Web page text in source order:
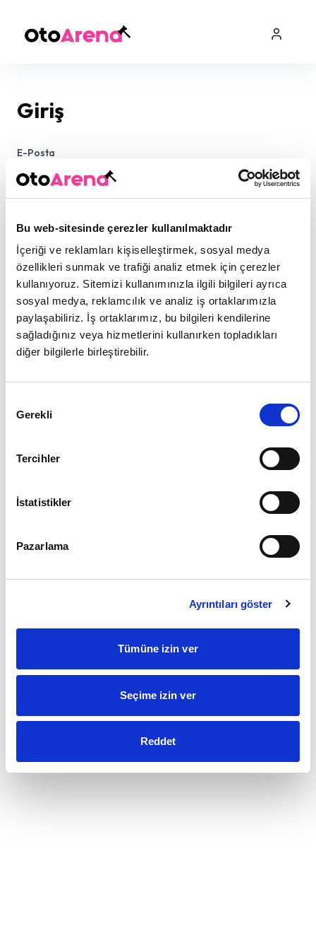
Bu web-sitesinde çerezler kullanılmaktadır
İçeriği ve reklamları kişiselleştirmek, sosyal medya
özellikleri sunmak ve trafiği analiz etmek için çerezler
kullanıyoruz. Sitemizi kullanımınızla ilgili bilgileri ayrıca
sosyal medya, reklamcılık ve analiz iş ortaklarımızla
paylaşabiliriz. İş ortaklarımız, bu bilgileri kendilerine
sağladığınız veya hizmetlerini kullanırken topladıkları
diğer bilgilerle birleştirebilir.
Seçimi
Gerekli
Tercihler
İstatistikler
Pazarlama
Ayrıntıları göster
Tümüne izin ver
Seçime izin ver
Reddet
Giriş
E-Posta
Şifrenizi mi unuttunuz ?